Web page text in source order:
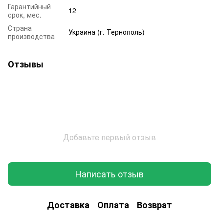
Гарантийный
срок, мес.
12
Страна
производства
Украина (г. Тернополь)
Отзывы
Добавьте первый отзыв
Написать отзыв
Доставка Оплата Возврат